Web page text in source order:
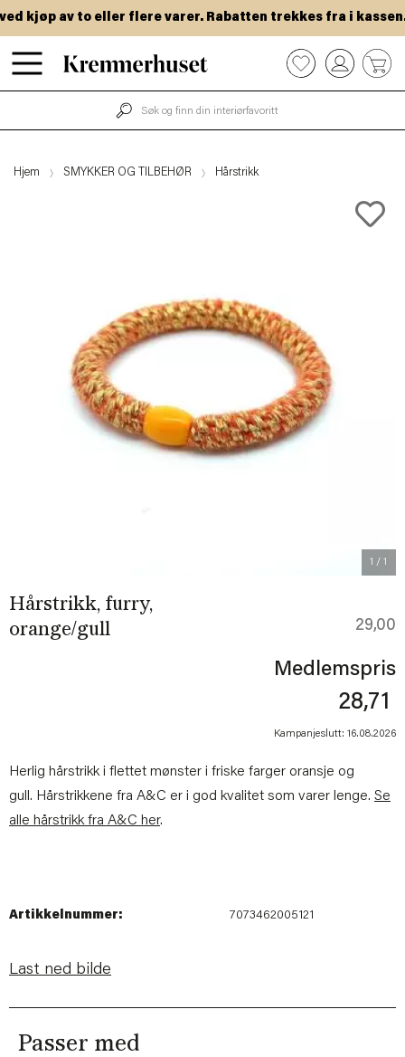
Hopp
til
kjøp av to eller flere varer. Rabatten trekkes fra i kassen.
0
Hjem SMYKKER OG TILBEHØR Hårstrikk
1 / 1
Hårstrikk, furry,
orange/gull
29,00
Medlemspris
28,71
Kampanjeslutt: 16.08.2026
Herlig hårstrikk i flettet mønster i friske farger oransje og
gull. Hårstrikkene fra A&C er i god kvalitet som varer lenge. Se
alle hårstrikk fra A&C her.
Artikkelnummer: 7073462005121
Last ned bilde
Passer med